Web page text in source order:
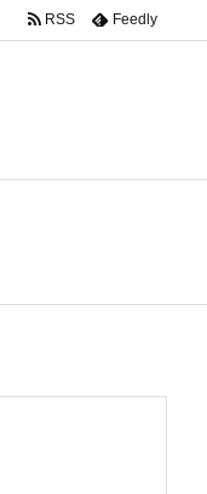
RSS Feedly